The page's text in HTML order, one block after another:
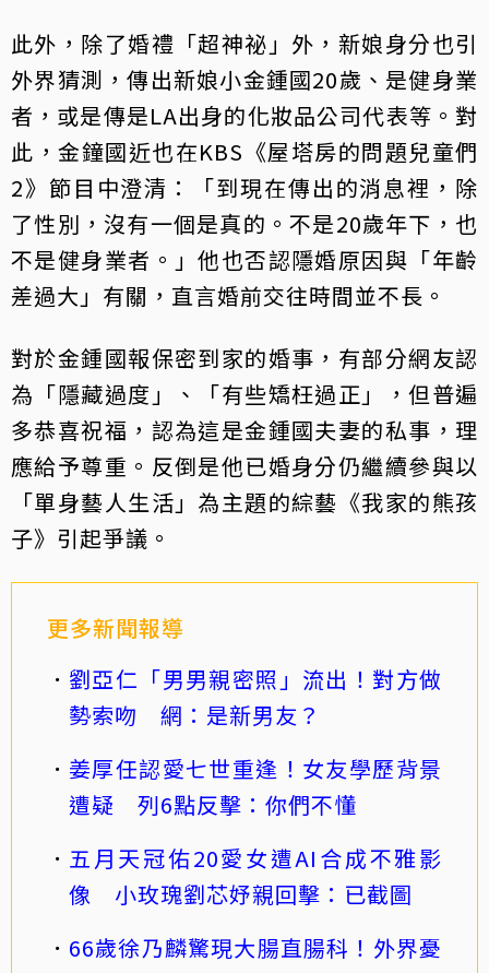
此外，除了婚禮「超神祕」外，新娘身分也引
外界猜測，傳出新娘小金鍾國20歲、是健身業
者，或是傳是LA出身的化妝品公司代表等。對
此，金鐘國近也在KBS《屋塔房的問題兒童們
2》節目中澄清：「到現在傳出的消息裡，除
了性別，沒有一個是真的。不是20歲年下，也
不是健身業者。」他也否認隱婚原因與「年齡
差過大」有關，直言婚前交往時間並不長。
對於金鍾國報保密到家的婚事，有部分網友認
為「隱藏過度」、「有些矯枉過正」，但普遍
多恭喜祝福，認為這是金鍾國夫妻的私事，理
應給予尊重。反倒是他已婚身分仍繼續參與以
「單身藝人生活」為主題的綜藝《我家的熊孩
子》引起爭議。
更多新聞報導
劉亞仁「男男親密照」流出！對方做
勢索吻 網：是新男友？
姜厚任認愛七世重逢！女友學歷背景
遭疑 列6點反擊：你們不懂
五月天冠佑20愛女遭AI合成不雅影
像 小玫瑰劉芯妤親回擊：已截圖
66歲徐乃麟驚現大腸直腸科！外界憂